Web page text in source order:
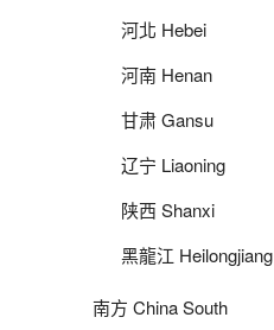
河北 Hebei
河南 Henan
甘肃 Gansu
辽宁 Liaoning
陕西 Shanxi
黑龍江 Heilongjiang
南方 China South